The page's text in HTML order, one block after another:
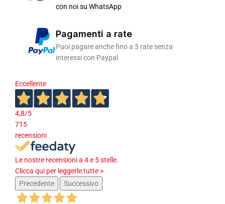
con noi su WhatsApp
Pagamenti a rate
Puoi pagare anche fino a 3 rate senza
interessi con Paypal
Eccellente
4,8/5
715
recensioni
Le nostre recensioni a 4 e 5 stelle.
Clicca qui per leggerle tutte >
Precedente
Successivo